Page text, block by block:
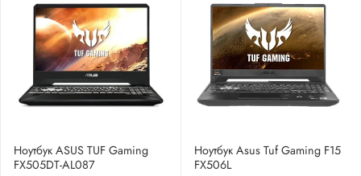
Ноутбук ASUS TUF Gaming
FX505DT-AL087
Ноутбук Asus Tuf Gaming F15
FX506L